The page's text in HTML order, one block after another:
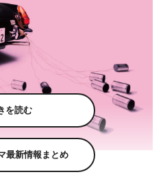
君にサチアレ」
を読む
最新情報まとめ